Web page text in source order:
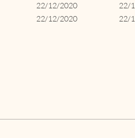
22/12/2020
22/
22/12/2020 22/